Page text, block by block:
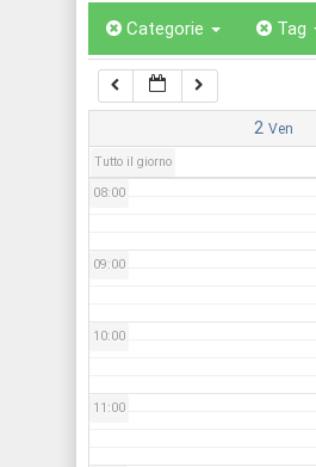
Categorie Tag
2 Ven
Tutto il giorno
08:00
09:00
10:00
11:00